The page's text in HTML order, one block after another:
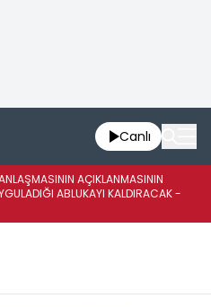
Canlı
AÇIKLANMASININ
ABLUKAYI KALDIRACAK -